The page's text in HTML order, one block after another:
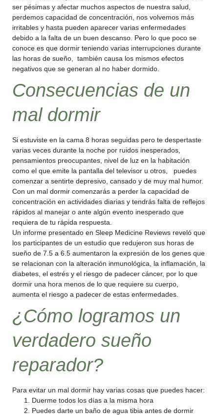
ser pésimas y afectar muchos aspectos de nuestra salud,
perdemos capacidad de concentración, nos volvemos más
irritables y hasta pueden aparecer varias enfermedades
debido a la falta de un buen descanso. Pero lo que poco se
conoce es que dormir teniendo varias interrupciones durante
las horas de sueño, también causa los mismos efectos
negativos que se generan al no haber dormido.
Consecuencias de un
mal dormir
Si estuviste en la cama 8 horas seguidas pero te despertaste
varias veces durante la noche por ruidos inesperados,
pensamientos preocupantes, nivel de luz en la habitación
como el que emite la pantalla del televisor u otros, puedes
comenzar a sentirte depresivo, cansado y de muy mal humor.
Con un mal dormir comenzarás a perder la capacidad de
concentración en actividades diarias y tendrás falta de reflejos
rápidos al manejar o ante algún evento inesperado que
requiera de tu rápida respuesta.
Un informe presentado en Sleep Medicine Reviews reveló que
los participantes de un estudio que redujeron sus horas de
sueño de 7.5 a 6.5 aumentaron la expresión de los genes que
se relacionan con la alteración inmunológica, la inflamación, la
diabetes, el estrés y el riesgo de padecer cáncer, por lo que
dormir una hora menos de lo que requiere su cuerpo,
aumenta el riesgo a padecer de estas enfermedades.
¿Cómo logramos un
verdadero sueño
reparador?
Para evitar un mal dormir hay varias cosas que puedes hacer:
Duerme todos los días a la misma hora
Puedes darte un baño de agua tibia antes de dormir